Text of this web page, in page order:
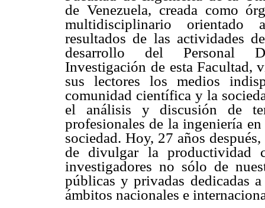
de Venezuela, creada como
multidisciplinario
resultados de las actividades
desarrollo del Personal
Investigación de esta Facultad,
sus lectores los medios
comunidad científica y la
el análisis y discusión de
profesionales de la ingeniería
sociedad. Hoy, 27 años
de divulgar la productividad
investigadores no sólo de
públicas y privadas dedicadas
ámbitos nacionales e